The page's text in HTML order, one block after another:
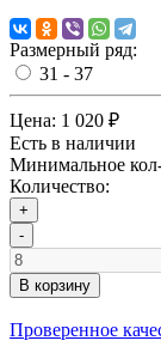
Размерный ряд:
31 - 37
Цена: 1 020 ₽
Есть в наличии
Минимальное кол-
Количество:
+
-
В корзину
Проверенное